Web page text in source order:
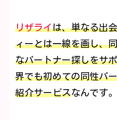
リザライは、単なる出
ィーとは一線を画し、
なパートナー探しをサ
界でも初めての同性パ
紹介サービスなんです。